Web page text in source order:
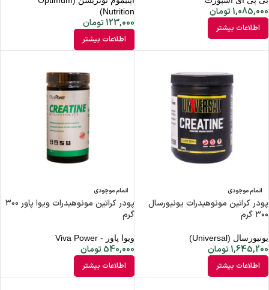
1,085,000تومان
اطلاعات بیشتر
Nutrition)
123,000تومان
اطلاعات بیشتر
اتمام موجودی
پودر کراتین مونوهیدرات یونیورسال
۳۰۰ گرم
یونیورسال (Universal)
1,645,200تومان
اطلاعات بیشتر
اتمام موجودی
پودر کراتین مونوهیدرات ویوا پاور ۳۰۰
گرم
ویوا پاور - Viva Power
540,000 تومان
اطلاعات بیشتر